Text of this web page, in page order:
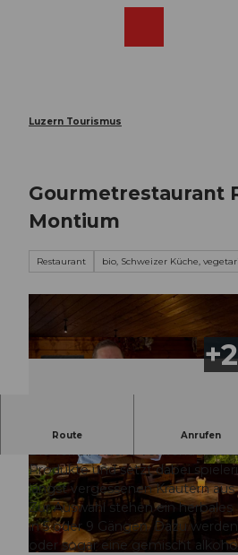
Luzern Tourismus
Gourmetrestaurant
Montium
Restaurant bio, Schweizer Küche,
© Kräuterhotel Edelweiss Rigi |
CC-BY-NC-ND
Route Anrufen
Ein echtes Gourmet-Erlebnis
Die Terroir Küche verwendet
Produkte und setzt dabei
längst vergessenen Kräutern
Zur Auswahl stehen ein
in 5 oder 9 Gängen. Dazu
oder sogar eine gemischt